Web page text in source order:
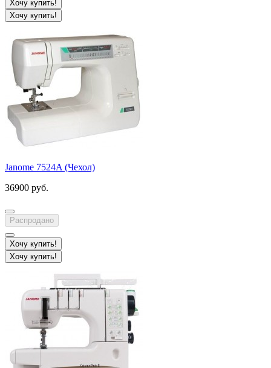
Хочу купить!
Хочу купить!
Janome 7524A (Чехол)
36900 руб.
Распродано
Хочу купить!
Хочу купить!